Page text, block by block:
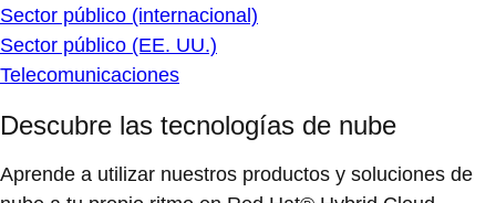
Sector público (internacional)
Sector público (EE. UU.)
Telecomunicaciones
Descubre las tecnologías de nube
Aprende a utilizar nuestros productos y soluciones de